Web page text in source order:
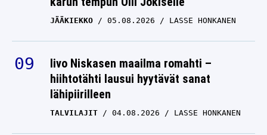
JÄÄKIEKKO 05.08.2026 LASSE HONKANEN
Iivo Niskasen maailma romahti –
hiihtotähti lausui hyytävät sanat
lähipiirilleen
TALVILAJIT 04.08.2026 LASSE HONKANEN